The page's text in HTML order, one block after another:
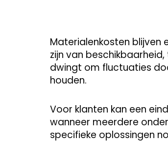
Materialenkosten blijven
zijn van
dwingt om fluctuaties
houden.
Voor klanten kan een
wanneer meerdere
specifieke oplossingen